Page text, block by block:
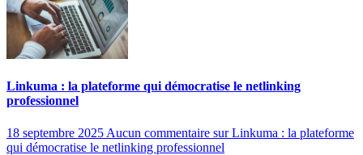
Linkuma : la plateforme qui démocratise le netlinking
professionnel
18 septembre 2025 Aucun commentaire sur Linkuma : la plateforme
qui démocratise le netlinking professionnel